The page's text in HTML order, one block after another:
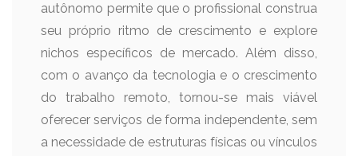
autônomo permite que o profissional construa
seu próprio ritmo de crescimento e explore
nichos específicos de mercado. Além disso,
com o avanço da tecnologia e o crescimento
do trabalho remoto, tornou-se mais viável
oferecer serviços de forma independente, sem
a necessidade de estruturas físicas ou vínculos